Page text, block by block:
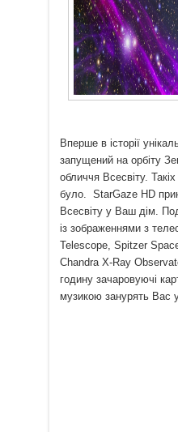
Вперше в історії
запущений на орбіту
обличчя Всесвіту.
було. StarGaze HD
Всесвіту у Ваш дім.
із зображеннями з
Telescope, Spitzer
Chandra X-Ray
годину зачаровуючі
музикою занурять Вас